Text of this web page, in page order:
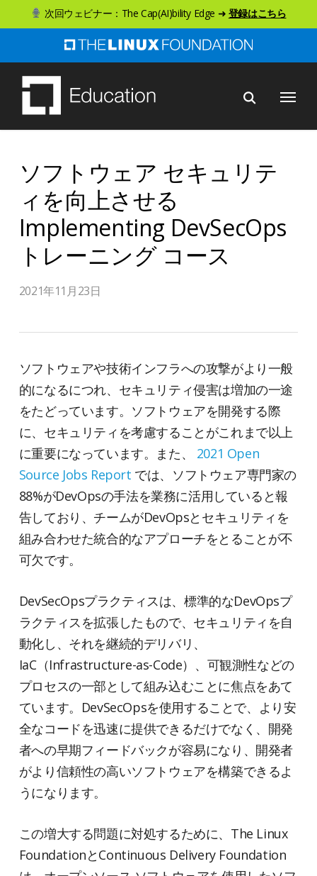
キ
次回ウェビナー：The Cap(AI)bility Edge ➜ 登録はこちら
メニュー
ソフトウェア セキュリテ
ィを向上させる
Implementing DevSecOps
トレーニング コース
2021年11月23日
ソフトウェアや技術インフラへの攻撃がより一般
的になるにつれ、セキュリティ侵害は増加の一途
をたどっています。ソフトウェアを開発する際
に、セキュリティを考慮することがこれまで以上
に重要になっています。また、 2021 Open
Source Jobs Report では、ソフトウェア専門家の
88%がDevOpsの手法を業務に活用していると報
告しており、チームがDevOpsとセキュリティを
組み合わせた統合的なアプローチをとることが不
可欠です。
DevSecOpsプラクティスは、標準的なDevOpsプ
ラクティスを拡張したもので、セキュリティを自
動化し、それを継続的デリバリ、
IaC（Infrastructure-as-Code）、可観測性などの
プロセスの一部として組み込むことに焦点をあて
ています。DevSecOpsを使用することで、より安
全なコードを迅速に提供できるだけでなく、開発
者への早期フィードバックが容易になり、開発者
がより信頼性の高いソフトウェアを構築できるよ
うになります。
この増大する問題に対処するために、The Linux
FoundationとContinuous Delivery Foundation